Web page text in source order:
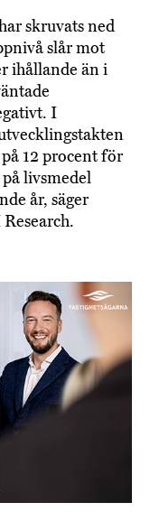
skruvats ned
slår mot
ihållande än i
I
12 procent för
livsmedel
år, säger